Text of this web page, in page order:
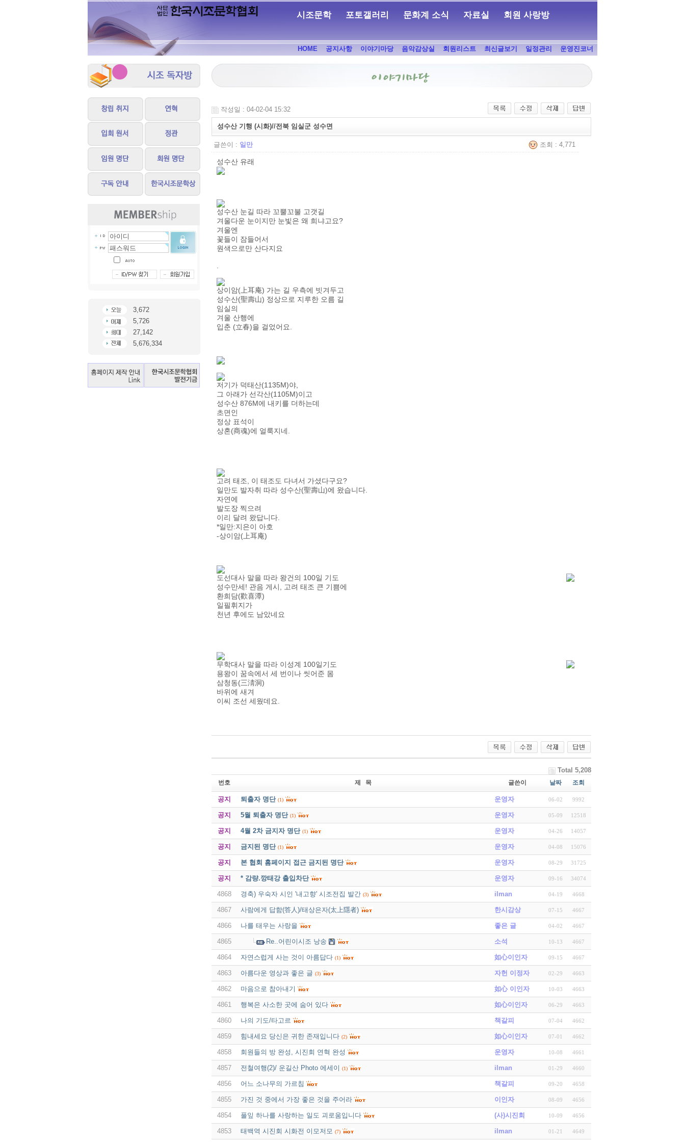
시조문학 포토갤러리 문화계 소식 자료실 회원 사랑방
HOME 공지사항 이야기마당 음악감상실 회원리스트 최신글보기 일정관리 운영진코너
3,672
5,726
27,142
5,676,334
작성일 : 04-02-04 15:32
성수산 기행 (시화)//전북 임실군 성수면
글쓴이 : 일만 조회 : 4,771
성수산 유래
성수산 눈길 따라 꼬뿔꼬불 고갯길
겨울다운 눈이지만 눈빛은 왜 희냐고요?
겨울엔
꽃들이 잠들어서
원색으로만 산다지요
.
상이암(上耳庵) 가는 길 우측에 빗겨두고
성수산(聖壽山) 정상으로 지루한 오름 길
임실의
겨울 산행에
입춘 (立春)을 걸었어요.
저기가 덕태산(1135M)야,
그 아래가 선각산(1105M)이고
성수산 876M에 내키를 더하는데
초면인
정상 표석이
상혼(商魂)에 얼룩지네.
고려 태조, 이 태조도 다녀서 가셨다구요?
일만도 발자취 따라 성수산(聖壽山)에 왔습니다.
자연에
발도장 찍으려
이리 달려 왔답니다.
*일만:지은이 아호
-상이암(上耳庵)
도선대사 말을 따라 왕건의 100일 기도
성수만세! 관음 게시, 고려 태조 큰 기쁨에
환희담(歡喜潭)
일필휘지가
천년 후에도 남았네요
무학대사 말을 따라 이성계 100일기도
용왕이 꿈속에서 세 번이나 씻어준 몸
삼청동(三淸洞)
바위에 새겨
이씨 조선 세웠데요.
Total 5,208
번호 제 목 글쓴이 날짜 조회
공지 퇴출자 명단 (1) 운영자 06-02 9992
공지 5월 퇴출자 명단 (1) 운영자 05-09 12518
공지 4월 2차 금지자 명단 (1) 운영자 04-26 14057
공지 금지된 명단 (1) 운영자 04-08 15076
공지 본 협회 홈페이지 접근 금지된 명단 운영자 08-29 31725
공지 * 감량.깡태강 출입차단 운영자 09-16 34074
4868 경축) 우숙자 시인 '내고향' 시조전집 발간 (3) ilman 04-19 4668
4867 사람에게 답함(答人)/태상은자(太上隱者) 한시감상 07-15 4667
4866 나를 태우는 사랑을 좋은 글 04-02 4667
4865 Re..어린이시조 낭송 소석 10-13 4667
4864 자연스럽게 사는 것이 아름답다 (1) 如心이인자 09-15 4667
4863 아름다운 영상과 좋은 글 (3) 자헌 이정자 02-29 4663
4862 마음으로 참아내기 如心 이인자 10-03 4663
4861 행복은 사소한 곳에 숨어 있다 如心이인자 06-29 4663
4860 나의 기도/타고르 책갈피 07-04 4662
4859 힘내세요 당신은 귀한 존재입니다 (2) 如心이인자 07-01 4662
4858 회원들의 방 완성, 시진회 연혁 완성 운영자 10-08 4661
4857 전철여행(2)/ 운길산 Photo 에세이 (1) ilman 01-29 4660
4856 어느 소나무의 가르침 책갈피 09-20 4658
4855 가진 것 중에서 가장 좋은 것을 주어라 이인자 08-09 4656
4854 풀잎 하나를 사랑하는 일도 괴로움입니다 (사)시진회 10-09 4656
4853 태백역 시진회 시화전 이모저모 (7) ilman 01-21 4649